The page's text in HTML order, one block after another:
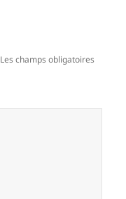
Les champs obligatoires